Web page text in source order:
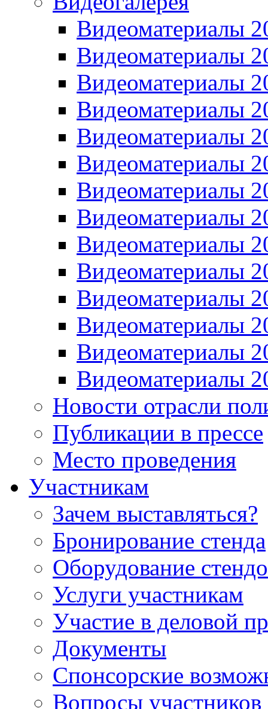
Видеоматериалы
Видеоматериалы
Видеоматериалы
Видеоматериалы
Видеоматериалы
Видеоматериалы
Видеоматериалы
Видеоматериалы
Видеоматериалы
Видеоматериалы
Видеоматериалы
Видеоматериалы
Видеоматериалы
Видеоматериалы
Новости отрасли
Публикации в прессе
Место проведения
Участникам
Зачем выставляться?
Бронирование стенда
Оборудование
Услуги участникам
Участие в деловой
Документы
Спонсорские
Вопросы участников